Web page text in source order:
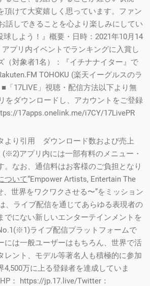
頂けて大変嬉しく思っています。ファン
話しできることを心より楽しみにしてい
球しよう！』概要・日時：2021年10月14
プリ内イベントでランキングに入賞し
（対象者1名）：『イチナナイター』で
TOHOKU (楽天イーグルスのラ
「17LIVE」視聴・配信方法以下より無
をダウンロードし、アカウントをご登録
17apps.onelink.me/i7CY/17LivePR
より引用 ダウンロード数および売上
(※2)アプリ内には一部有料のメニュー・
。なお、通信料はお客様のご負担となり
ついて“Empower Artists, Entertain The
世界をワクワクさせる〜”をミッション
、ライブ配信を通じてあらゆる表現者の
でにない新しいエンターテインメントを
ライブ配信プラットフォームで
には一般ユーザーはもちろん、世界で活
レント、モデル等著名人も積極的に参加
4,500万に上る登録者を達成していま
： https://jp.17.live/Twitter：